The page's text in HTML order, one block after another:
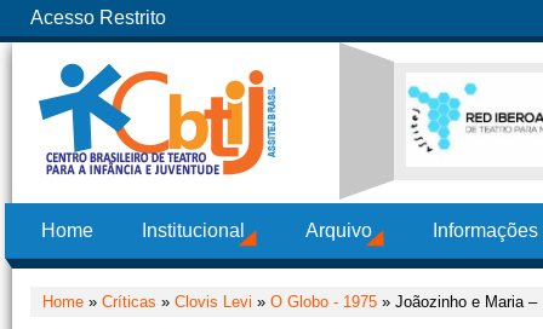
Acesso Restrito
Home Institucional Arquivo
Home » Críticas » Clovis Levi » O Globo - 1975 » Joãozinho e Maria